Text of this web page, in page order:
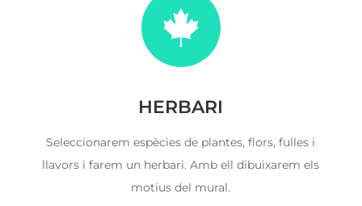

HERBARI
Seleccionarem espècies de plantes, flors, fulles i
llavors i farem un herbari. Amb ell dibuixarem els
motius del mural.